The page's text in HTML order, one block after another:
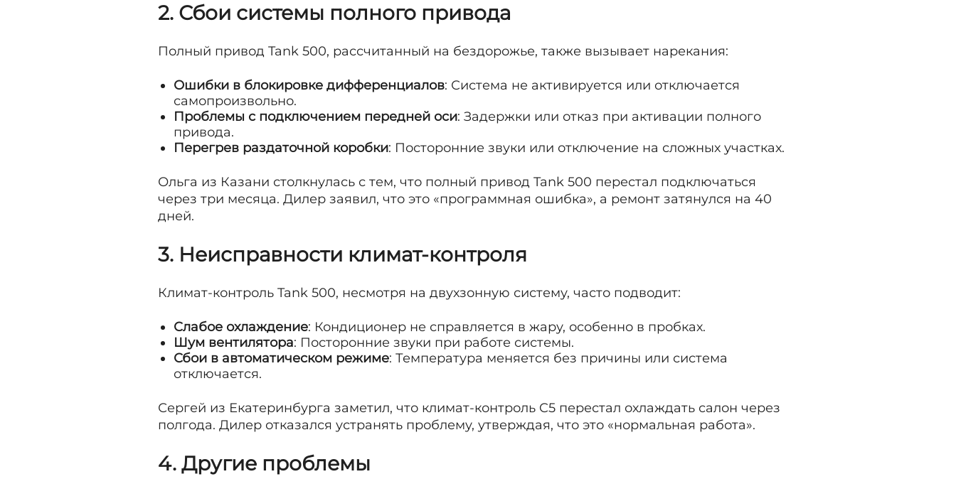
2. Сбои системы полного привода
Полный привод Tank 500, рассчитанный на бездорожье, также вызывает нарекания:
Ошибки в блокировке дифференциалов: Система не активируется или отключается
самопроизвольно.
Проблемы с подключением передней оси: Задержки или отказ при активации полного
привода.
Перегрев раздаточной коробки: Посторонние звуки или отключение на сложных участках.
Ольга из Казани столкнулась с тем, что полный привод Tank 500 перестал подключаться
через три месяца. Дилер заявил, что это «программная ошибка», а ремонт затянулся на 40
дней.
3. Неисправности климат-контроля
Климат-контроль Tank 500, несмотря на двухзонную систему, часто подводит:
Слабое охлаждение: Кондиционер не справляется в жару, особенно в пробках.
Шум вентилятора: Посторонние звуки при работе системы.
Сбои в автоматическом режиме: Температура меняется без причины или система
отключается.
Сергей из Екатеринбурга заметил, что климат-контроль C5 перестал охлаждать салон через
полгода. Дилер отказался устранять проблему, утверждая, что это «нормальная работа».
4. Другие проблемы